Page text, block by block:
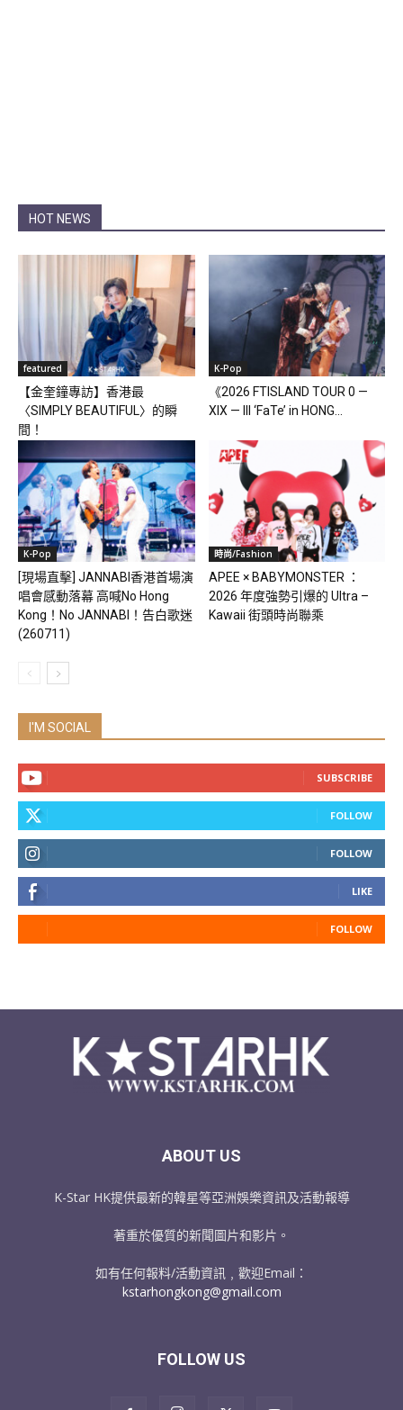
HOT NEWS
featured
【金奎鐘專訪】香港最
〈SIMPLY BEAUTIFUL〉的瞬
間！
K-Pop
《2026 FTISLAND TOUR 0 —
XIX — III ‘FaTe’ in HONG...
K-Pop
[現場直擊] JANNABI香港首場演
唱會感動落幕 高喊No Hong
Kong！No JANNABI！告白歌迷
(260711)
時尚/Fashion
APEE × BABYMONSTER ：
2026 年度強勢引爆的 Ultra –
Kawaii 街頭時尚聯乘
I'M SOCIAL
SUBSCRIBE
FOLLOW
FOLLOW
LIKE
FOLLOW
ABOUT US
K-Star HK提供最新的韓星等亞洲娛樂資訊及活動報導
著重於優質的新聞圖片和影片。
如有任何報料/活動資訊﹐歡迎Email：
kstarhongkong@gmail.com
FOLLOW US